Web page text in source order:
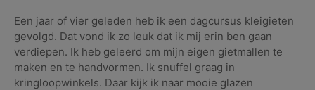
Een jaar of vier geleden heb ik een dagcursus kleigieten
gevolgd. Dat vond ik zo leuk dat ik mij erin ben gaan
verdiepen. Ik heb geleerd om mijn eigen gietmallen te
maken en te handvormen. Ik snuffel graag in
kringloopwinkels. Daar kijk ik naar mooie glazen